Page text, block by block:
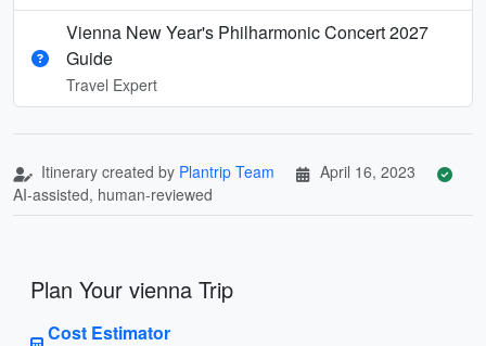
Vienna New Year's Philharmonic Concert 2027
Guide
Travel Expert
Itinerary created by Plantrip Team
April 16, 2023
AI-assisted, human-reviewed
Plan Your vienna Trip
Cost Estimator